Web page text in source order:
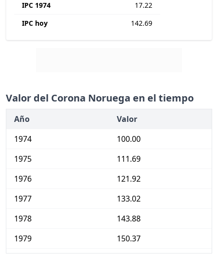
IPC 1974
17.22
IPC hoy
142.69
Valor del Corona Noruega en el tiempo
Año
Valor
1974
100.00
1975
111.69
1976
121.92
1977
133.02
1978
143.88
1979
150.37